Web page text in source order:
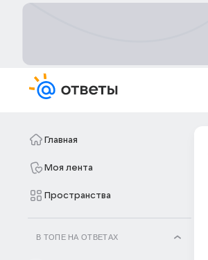
Главная
Моя лента
Пространства
В ТОПЕ НА ОТВЕТАХ